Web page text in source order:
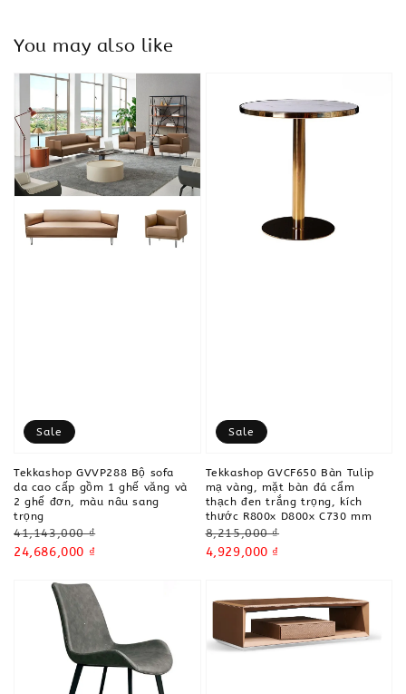
You may also like
Sale
Tekkashop GVVP288 Bộ sofa
da cao cấp gồm 1 ghế văng và
2 ghế đơn, màu nâu sang
trọng
Regular
price
41,143,000 ₫
Sale
24,686,000 ₫
Sale
Tekkashop GVCF650 Bàn Tulip
mạ vàng, mặt bàn đá cẩm
thạch đen trắng trọng, kích
thước R800x D800x C730 mm
Regular
price
8,215,000 ₫
Sale
4,929,000 ₫